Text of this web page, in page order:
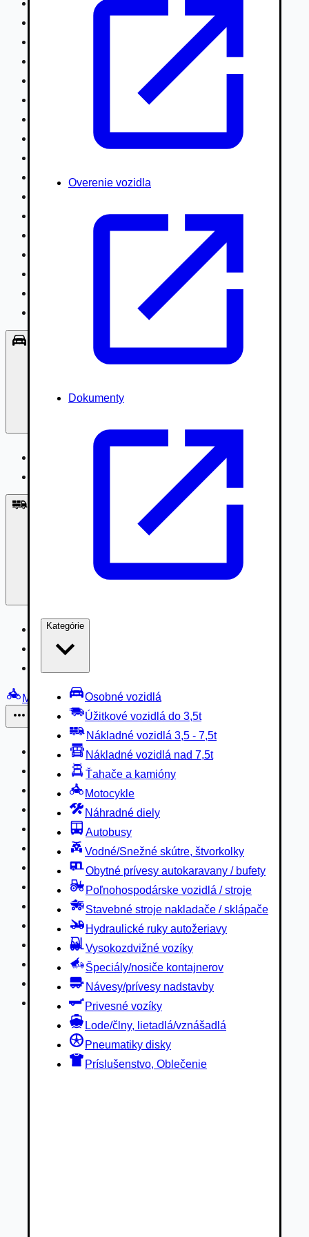
Overenie vozidla
Dokumenty
Kategórie
Osobné vozidlá
Úžitkové vozidlá do 3,5t
Nákladné vozidlá 3,5 - 7,5t
Nákladné vozidlá nad 7,5t
Ťahače a kamióny
Motocykle
Náhradné diely
Autobusy
Vodné/Snežné skútre, štvorkolky
Obytné prívesy autokaravany / bufety
Poľnohospodárske vozidlá / stroje
Stavebné stroje nakladače / sklápače
Hydraulické ruky autožeriavy
Vysokozdvižné vozíky
Špeciály/nosiče kontajnerov
Návesy/prívesy nadstavby
Privesné vozíky
Lode/člny, lietadlá/vznášadlá
Pneumatiky disky
Príslušenstvo, Oblečenie
Nákladné vozidlá nad 7,5t
Vodné/Snežné skútre, štvorkolky
Poľnohospodárske vozidlá / stroje
Hydraulické ruky autožeriavy
Špeciály/nosiče kontajnerov
Návesy/prívesy nadstavby
Lode/člny, lietadlá/vznášadlá
Príslušenstvo, Oblečenie
Nákladné vozidlá 3,5 - 7,5t
Nákladné vozidlá nad 7,5t
Motocykle
Náhradné diely
Autobusy
Vodné/Snežné skútre, štvorkolky
Obytné prívesy autokaravany / bufety
Poľnohospodárske vozidlá / stroje
Stavebné stroje nakladače / sklápače
Hydraulické ruky autožeriavy
Vysokozdvižné vozíky
Špeciály/nosiče kontajnerov
Návesy/prívesy nadstavby
Privesné vozíky
Lode/člny, lietadlá/vznášadlá
Pneumatiky disky
Príslušenstvo, Oblečenie